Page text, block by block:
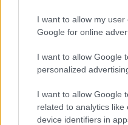
I want to allow my
Google for online
I want to allow Google
personalized
I want to allow Google
related to analytics like
device identifiers in